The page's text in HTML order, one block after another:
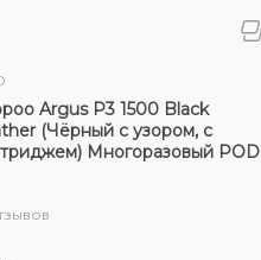
Argus P3 1500 Black
(Чёрный с узором, с
Многоразовый POD